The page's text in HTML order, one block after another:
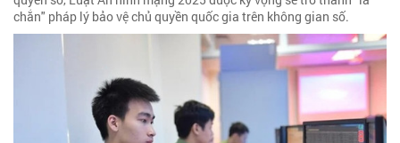
chắn" pháp lý bảo vệ chủ quyền quốc gia trên không gian số.